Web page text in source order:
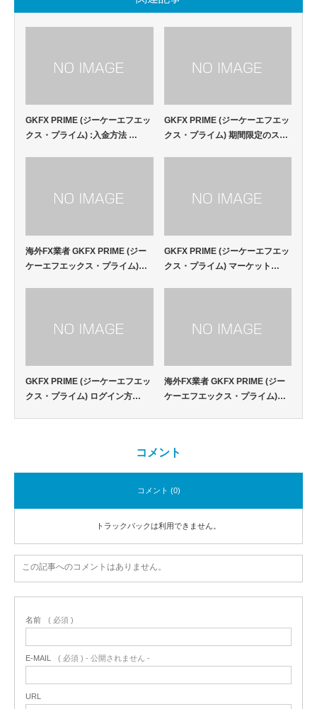
GKFX PRIME (ジーケーエフエッ
クス・プライム) :入金方法 …
GKFX PRIME (ジーケーエフエッ
クス・プライム) 期間限定のス…
海外FX業者 GKFX PRIME (ジー
ケーエフエックス・プライム)…
GKFX PRIME (ジーケーエフエッ
クス・プライム) マーケット…
GKFX PRIME (ジーケーエフエッ
クス・プライム) ログイン方…
海外FX業者 GKFX PRIME (ジー
ケーエフエックス・プライム)…
コメント
コメント (0)
トラックバックは利用できません。
この記事へのコメントはありません。
名前 ( 必須 )
E-MAIL ( 必須 ) - 公開されません -
URL